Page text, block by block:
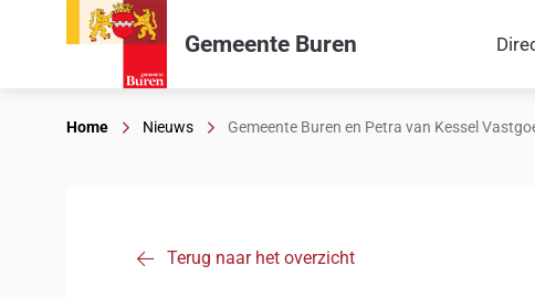
Gemeente Buren
Home Nieuws Gemeente Buren en Petra van Kessel
Terug naar het overzicht